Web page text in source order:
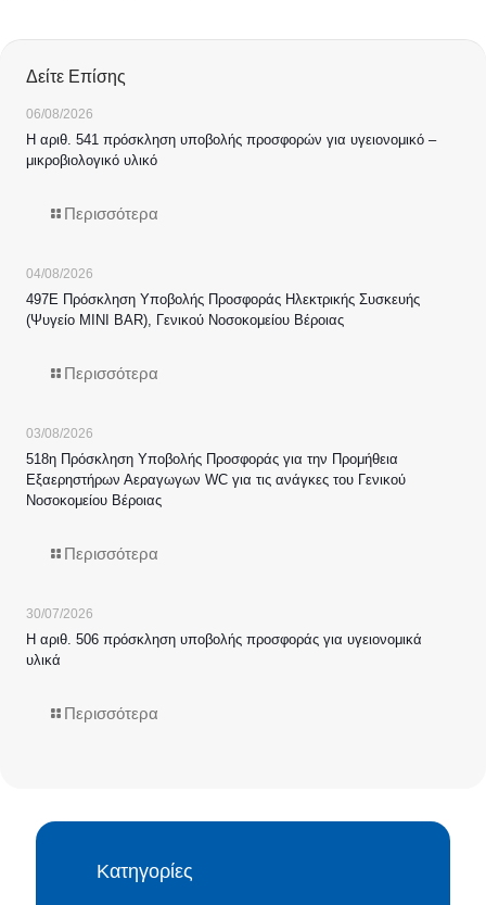
Δείτε Επίσης
06/08/2026
Η αριθ. 541 πρόσκληση υποβολής προσφορών για υγειονομικό –
μικροβιολογικό υλικό
Περισσότερα
04/08/2026
497Ε Πρόσκληση Υποβολής Προσφοράς Ηλεκτρικής Συσκευής
(Ψυγείο MINI BAR), Γενικού Νοσοκομείου Βέροιας
Περισσότερα
03/08/2026
518η Πρόσκληση Υποβολής Προσφοράς για την Προμήθεια
Εξαερηστήρων Αεραγωγων WC για τις ανάγκες του Γενικού
Νοσοκομείου Βέροιας
Περισσότερα
30/07/2026
Η αριθ. 506 πρόσκληση υποβολής προσφοράς για υγειονομικά
υλικά
Περισσότερα
Κατηγορίες